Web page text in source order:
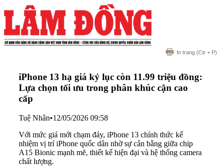
In trang (Ctr + P)
iPhone 13 hạ giá kỷ lục còn 11.99 triệu đồng:
Lựa chọn tối ưu trong phân khúc cận cao
cấp
Tuệ Nhân•12/05/2026 09:58
Với mức giá mới chạm đáy, iPhone 13 chính thức kế
nhiệm vị trí iPhone quốc dân nhờ sự cân bằng giữa chip
A15 Bionic mạnh mẽ, thiết kế hiện đại và hệ thống camera
chất lượng.